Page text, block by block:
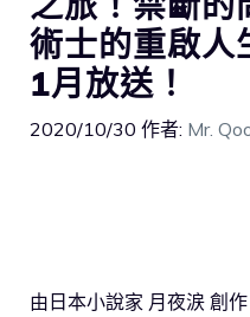
術士的重啟
1月放送！
2020/10/30 作者: Mr.
由日本小說家 月夜涙 創